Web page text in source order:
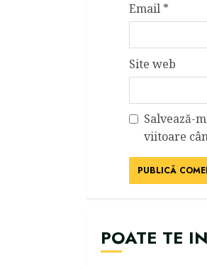
Email *
Site web
Salvează-
viitoare
POATE TE